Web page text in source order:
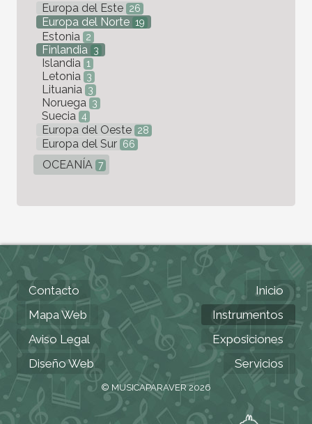
Europa del Este 26
Europa del Norte 19
Estonia 2
Finlandia 3
Islandia 1
Letonia 3
Lituania 3
Noruega 3
Suecia 4
Europa del Oeste 28
Europa del Sur 66
OCEANÍA 7
Contacto
Mapa Web
Aviso Legal
Diseño Web
Inicio
Instrumentos
Exposiciones
Servicios
© MUSICAPARAVER 2026